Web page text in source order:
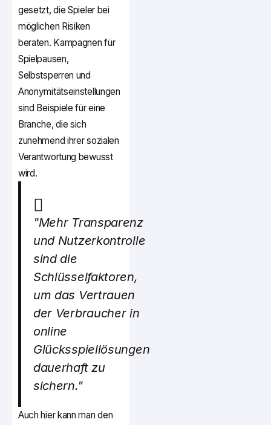
gesetzt, die Spieler bei
möglichen Risiken
beraten. Kampagnen für
Spielpausen,
Selbstsperren und
Anonymitätseinstellungen
sind Beispiele für eine
Branche, die sich
zunehmend ihrer sozialen
Verantwortung bewusst
wird.
"Mehr Transparenz
und Nutzerkontrolle
sind die
Schlüsselfaktoren,
um das Vertrauen
der Verbraucher in
online
Glücksspiellösungen
dauerhaft zu
sichern."
Auch hier kann man den